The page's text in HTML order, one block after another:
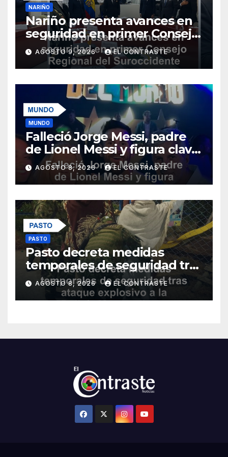
NARIÑO
Nariño presenta avances en
seguridad en primer Consejo
Regional del Suroccidente
liderado por De la Espriella
AGOSTO 9, 2026 EL CONTRASTE
MUNDO
Falleció Jorge Messi, padre
de Lionel Messi y figura clave
en su carrera
AGOSTO 8, 2026 EL CONTRASTE
PASTO
Pasto decreta medidas
temporales de seguridad tras
ataque explosivo a la Policía
Metropolitana
AGOSTO 8, 2026 EL CONTRASTE